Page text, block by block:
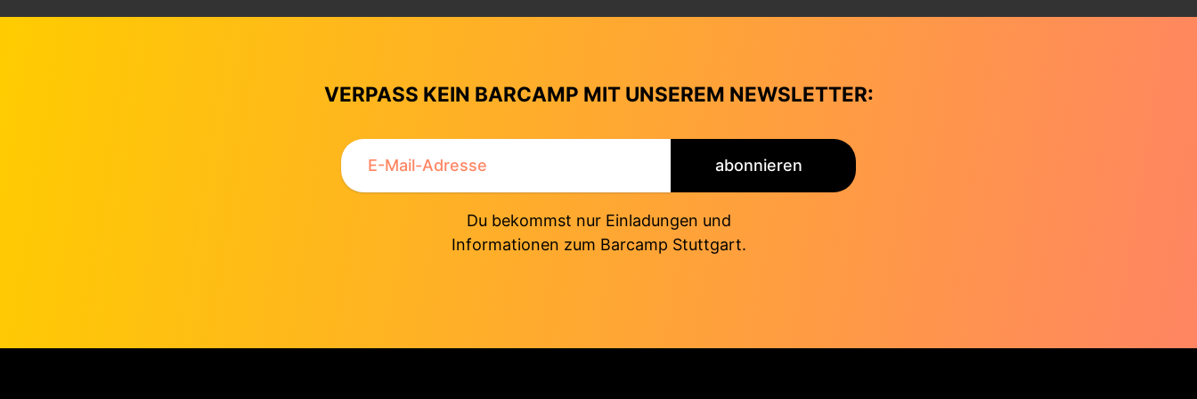
VERPASS KEIN BARCAMP MIT UNSEREM NEWSLETTER:
abonnieren
Du bekommst nur Einladungen und
Informationen zum Barcamp Stuttgart.